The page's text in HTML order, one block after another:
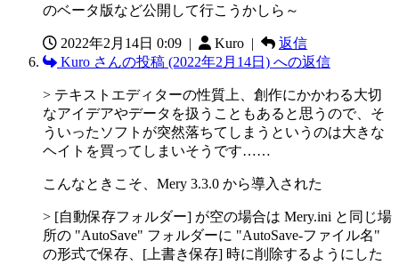
のベータ版など公開して行こうかしら～
2022年2月14日 0:09 | Kuro |
返信
Kuro さんの投稿 (2022年2月14日) への返信
> テキストエディターの性質上、創作にかかわる大切
なアイデアやデータを扱うこともあると思うので、そ
ういったソフトが突然落ちてしまうというのは大きな
ヘイトを買ってしまいそうです……
こんなときこそ、Mery 3.3.0 から導入された
> [自動保存フォルダー] が空の場合は Mery.ini と同じ場
所の "AutoSave" フォルダーに "AutoSave-ファイル名"
の形式で保存、[上書き保存] 時に削除するようにした